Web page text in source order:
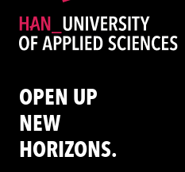
OPEN UP
NEW
HORIZONS.